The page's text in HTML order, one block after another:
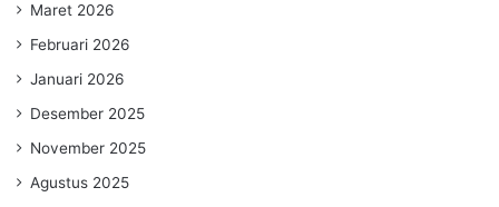
Maret 2026
Februari 2026
Januari 2026
Desember 2025
November 2025
Agustus 2025